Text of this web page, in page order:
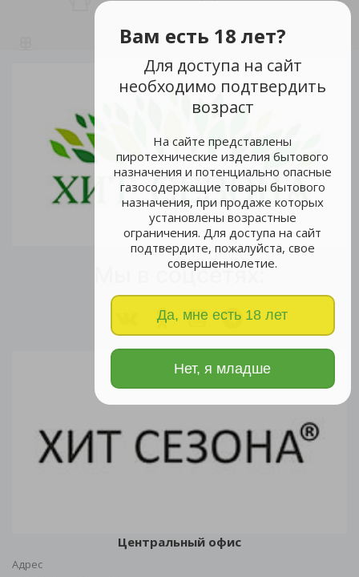
Вам есть 18 лет?
Для доступа на сайт
необходимо подтвердить
возраст
На сайте представлены
пиротехнические изделия бытового
назначения и потенциально опасные
газосодержащие товары бытового
назначения, при продаже которых
установлены возрастные
ограничения. Для доступа на сайт
подтвердите, пожалуйста, свое
совершеннолетие.
Да, мне есть 18 лет
Нет, я младше
Мы в соцсетях:
Центральный офис
Адрес